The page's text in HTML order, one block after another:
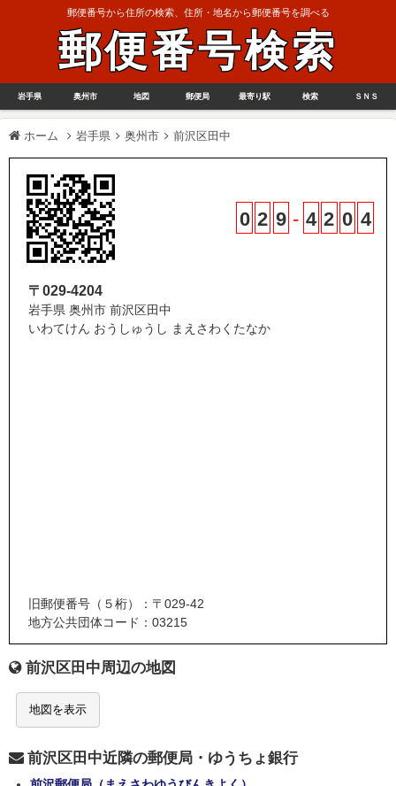
郵便番号から住所の検索、住所・地名から郵便番号を調べる
郵便番号検索
岩手県 奥州市 地図 郵便局 最寄り駅 検索 ＳＮＳ
ホーム 岩手県 奥州市 前沢区田中
0 2 9 - 4 2 0 4
〒029-4204
岩手県 奥州市 前沢区田中
いわてけん おうしゅうし まえさわくたなか
旧郵便番号（５桁）：〒029-42
地方公共団体コード：03215
前沢区田中周辺の地図
地図を表示
前沢区田中近隣の郵便局・ゆうちょ銀行